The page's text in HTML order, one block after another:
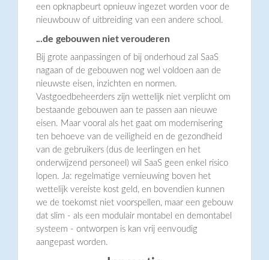
een opknapbeurt opnieuw ingezet worden voor de
nieuwbouw of uitbreiding van een andere school.
...de gebouwen niet verouderen
Bij grote aanpassingen of bij onderhoud zal SaaS
nagaan of de gebouwen nog wel voldoen aan de
nieuwste eisen, inzichten en normen.
Vastgoedbeheerders zijn wettelijk niet verplicht om
bestaande gebouwen aan te passen aan nieuwe
eisen. Maar vooral als het gaat om modernisering
ten behoeve van de veiligheid en de gezondheid
van de gebruikers (dus de leerlingen en het
onderwijzend personeel) wil SaaS geen enkel risico
lopen. Ja: regelmatige vernieuwing boven het
wettelijk vereiste kost geld, en bovendien kunnen
we de toekomst niet voorspellen, maar een gebouw
dat slim - als een modulair montabel en demontabel
systeem - ontworpen is kan vrij eenvoudig
aangepast worden.